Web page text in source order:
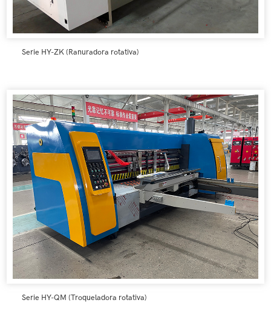
Serie HY-ZK (Ranuradora rotativa)
Serie HY-QM (Troqueladora rotativa)